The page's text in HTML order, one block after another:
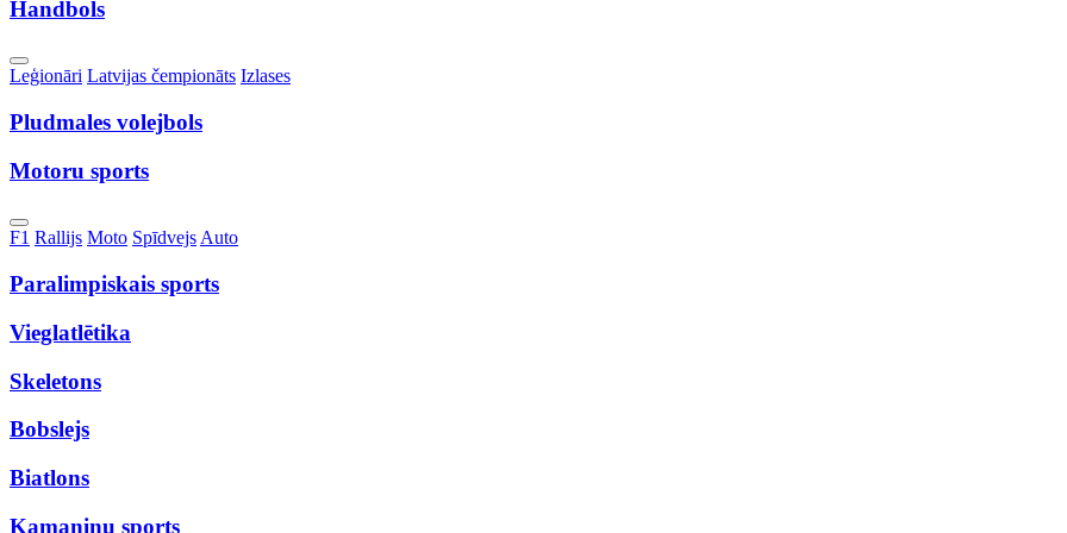
Handbols
Toggle
Dropdown
Leģionāri Latvijas čempionāts Izlases
Pludmales volejbols
Motoru sports
Toggle
Dropdown
F1 Rallijs Moto SpīdvejsAuto
Paralimpiskais sports
Vieglatlētika
Skeletons
Bobslejs
Biatlons
Kamaniņu sports